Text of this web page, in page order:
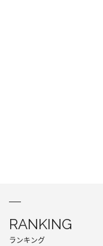
RANKING
ランキング